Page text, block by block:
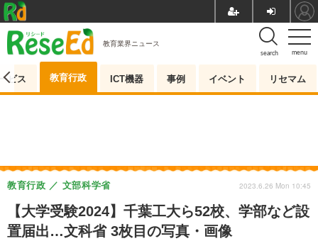
menu
search
教育業界ニュース
ビス 教育行政 ICT機器 事例 イベント リセマム
【大学受験2024】千葉工大ら52校、学部など設
置届出…文科省 3枚目の写真・画像
教育行政 文部科学省 2023.6.26 Mon 10:45